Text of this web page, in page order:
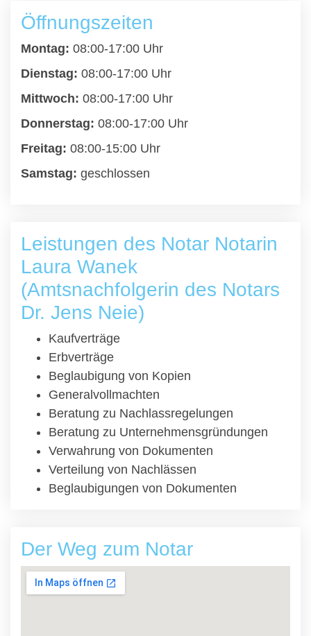
Öffnungszeiten
Montag: 08:00-17:00 Uhr
Dienstag: 08:00-17:00 Uhr
Mittwoch: 08:00-17:00 Uhr
Donnerstag: 08:00-17:00 Uhr
Freitag: 08:00-15:00 Uhr
Samstag: geschlossen
Leistungen des Notar Notarin
Laura Wanek
(Amtsnachfolgerin des Notars
Dr. Jens Neie)
Kaufverträge
Erbverträge
Beglaubigung von Kopien
Generalvollmachten
Beratung zu Nachlassregelungen
Beratung zu Unternehmensgründungen
Verwahrung von Dokumenten
Verteilung von Nachlässen
Beglaubigungen von Dokumenten
Der Weg zum Notar